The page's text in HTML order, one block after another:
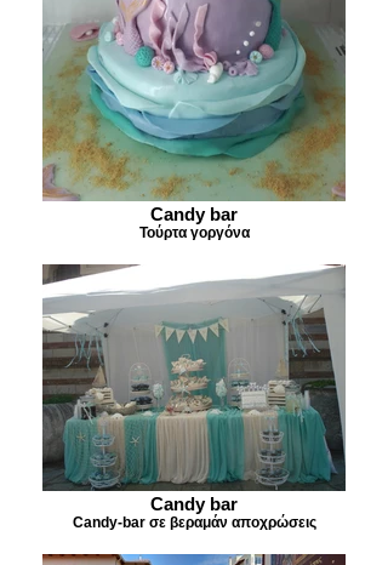
Candy bar
Τούρτα γοργόνα
Candy bar
Candy-bar σε βεραμάν αποχρώσεις